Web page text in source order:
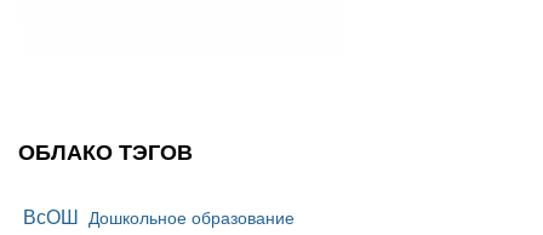
ОБЛАКО ТЭГОВ
ВсОШ Дошкольное образование